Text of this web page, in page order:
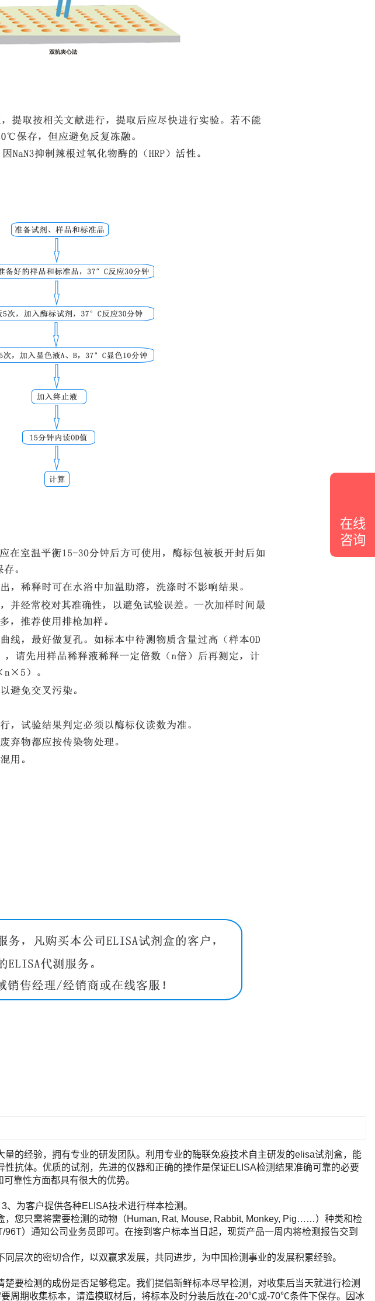
的经验，拥有专业的研发团队。利用专业的酶联免疫技术自主研发的elisa试剂盒，能
抗体。优质的试剂，先进的仪器和正确的操作是保证ELISA检测结果准确可靠的必要
靠性方面都具有很大的优势。
为客户提供各种ELISA技术进行样本检测。
，您只需将需要检测的动物（Human, Rat, Mouse, Rabbit, Monkey, Pig……）种类和检
）通知公司业务员即可。在接到客户标本当日起，现货产品一周内将检测报告交到
层次的密切合作，以双赢求发展，共同进步，为中国检测事业的发展积累经验。
要检测的成份是否足够稳定。我们提倡新鲜标本尽早检测，对收集后当天就进行检测
周期收集标本，请造模取材后，将标本及时分装后放在-20℃或-70℃条件下保存。因冰
在线
咨询